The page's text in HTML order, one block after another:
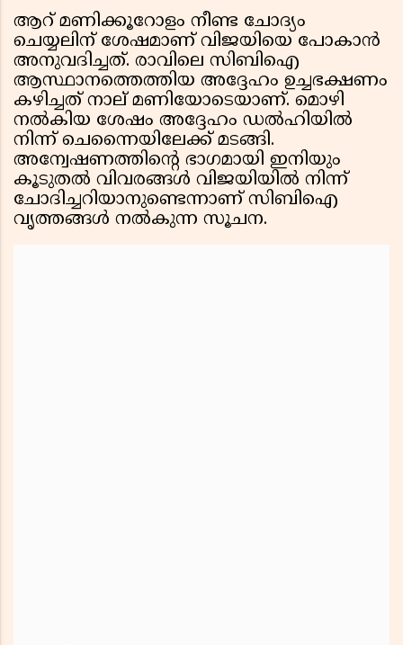
ആറ് മണിക്കൂറോളം നീണ്ട ചോദ്യം
ചെയ്യലിന് ശേഷമാണ് വിജയിയെ പോകാൻ
അനുവദിച്ചത്. രാവിലെ സിബിഐ
ആസ്ഥാനത്തെത്തിയ അദ്ദേഹം ഉച്ചഭക്ഷണം
കഴിച്ചത് നാല് മണിയോടെയാണ്. മൊഴി
നൽകിയ ശേഷം അദ്ദേഹം ഡൽഹിയിൽ
നിന്ന് ചെന്നൈയിലേക്ക് മടങ്ങി.
അന്വേഷണത്തിന്റെ ഭാഗമായി ഇനിയും
കൂടുതൽ വിവരങ്ങൾ വിജയിയിൽ നിന്ന്
ചോദിച്ചറിയാനുണ്ടെന്നാണ് സിബിഐ
വൃത്തങ്ങൾ നൽകുന്ന സൂചന.